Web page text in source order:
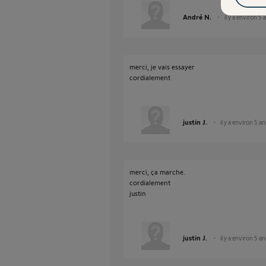
André N. il y a environ 5
merci, je vais essayer
cordialement
justin J. il y a environ 5
merci, ça marche.
cordialement
justin
justin J. il y a environ 5